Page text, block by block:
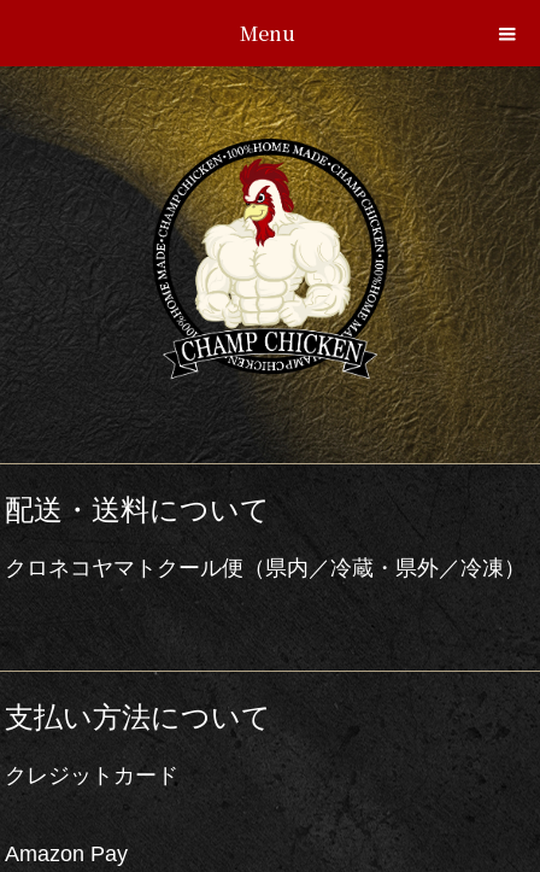
Menu
配送・送料について
クロネコヤマトクール便（県内／冷蔵・県外／冷凍）
支払い方法について
クレジットカード
Amazon Pay